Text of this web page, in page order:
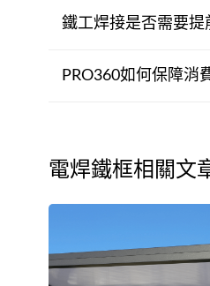
鐵工焊接是否需要提
PRO360如何保障消
電焊鐵框相關文